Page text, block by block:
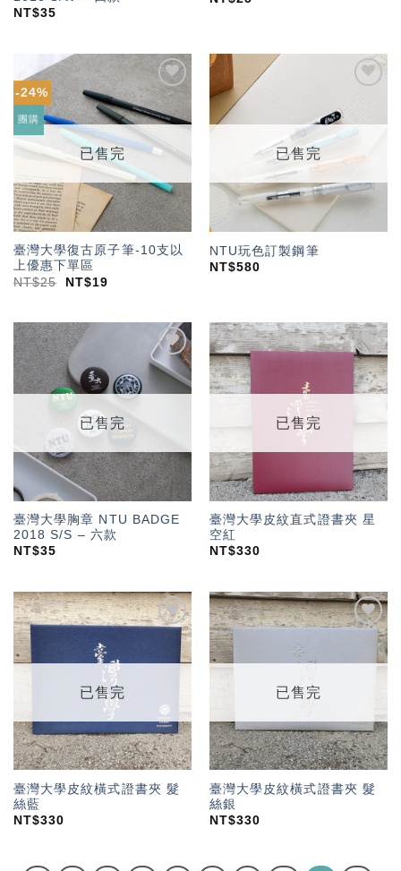
NT$35
-24%
團購
加入
「願
望輕
已售完
臺灣大學復古原子筆-10支以
上優惠下單區
NT$25 NT$19
望輕
單」
已售完
NTU玩色訂製鋼筆
NT$580
加入
「願
望輕
已售完
臺灣大學胸章 NTU BADGE
2018 S/S – 六款
NT$35
加入
「願
望輕
已售完
臺灣大學皮紋直式證書夾 星
空紅
NT$330
加入
「願
望輕
已售完
臺灣大學皮紋橫式證書夾 髮
絲藍
NT$330
加入
「願
望輕
已售完
臺灣大學皮紋橫式證書夾 髮
絲銀
NT$330